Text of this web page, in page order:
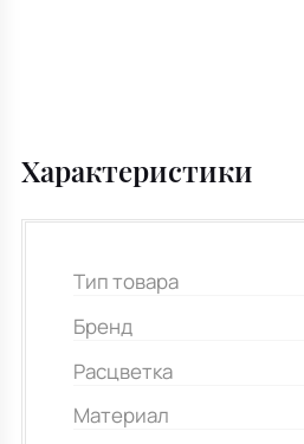
Характеристики
Тип товара
Бренд
Расцветка
Материал